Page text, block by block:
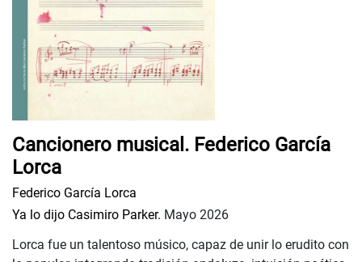
Cancionero musical. Federico García
Lorca
Federico García Lorca
Ya lo dijo Casimiro Parker. Mayo 2026
Lorca fue un talentoso músico, capaz de unir lo erudito con